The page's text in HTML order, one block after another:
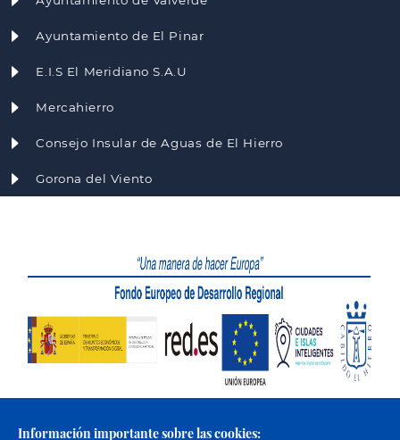
Información importante sobre las cookies:
Ayuntamiento de El Pinar
E.I.S El Meridiano S.A.U
Mercahierro
Consejo Insular de Aguas de El Hierro
Gorona del Viento